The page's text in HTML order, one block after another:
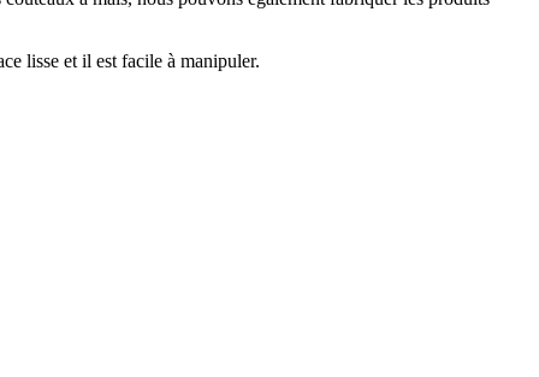
lisse et il est facile à manipuler.